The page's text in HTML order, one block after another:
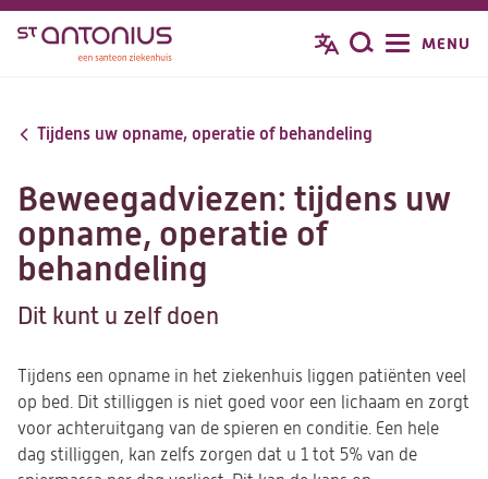
Overslaan
inhoud
Zoeken
MENU
Tijdens uw opname, operatie of behandeling
Beweegadviezen: tijdens uw
opname, operatie of
behandeling
Dit kunt u zelf doen
Tijdens een opname in het ziekenhuis liggen patiënten veel
op bed. Dit stilliggen is niet goed voor een lichaam en zorgt
voor achteruitgang van de spieren en conditie. Een hele
dag stilliggen, kan zelfs zorgen dat u 1 tot 5% van de